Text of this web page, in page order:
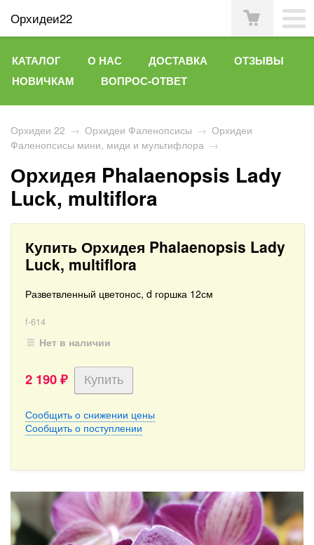
Орхидеи22
КАТАЛОГ О НАС ДОСТАВКА
ОТЗЫВЫ
НОВИЧКАМ
ВОПРОС-ОТВЕТ
Орхидеи 22 → Орхидеи Фаленопсисы → Орхидеи
Фаленопсисы мини, миди и мультифлора →
Орхидея Phalaenopsis Lady
Luck, multiflora
Купить Орхидея Phalaenopsis Lady
Luck, multiflora
Разветвленный цветонос, d горшка 12см
f-614
Нет в наличии
2 190 ₽
Сообщить о снижении цены
Сообщить о поступлении